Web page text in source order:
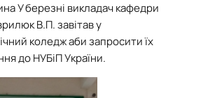
У березні викладачкафедри
В.П. завітав у
коледж аби запросити їх
до НУБіПУкраїни.